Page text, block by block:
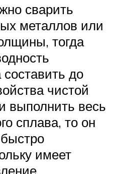
сварить
металлов или
тогда
до
чистой
выполнить весь
сплава, то он
имеет